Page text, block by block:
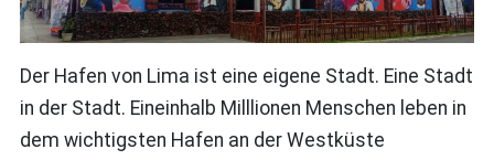
Der Hafen von Lima ist eine eigene Stadt. Eine Stadt
in der Stadt. Eineinhalb Milllionen Menschen leben in
dem wichtigsten Hafen an der Westküste